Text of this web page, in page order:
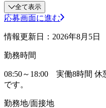
全て表示
応募画面に進む
情報更新日：2026年8月5日
勤務時間
08:50～18:00 実働8時間
です。
勤務地/面接地